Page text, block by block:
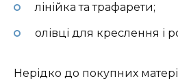
лінійка та трафарети;
олівці для креслення і
Нерідко до покупних